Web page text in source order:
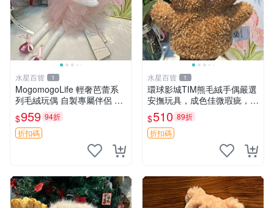
水星百貨 1
MogomogoLife 輕奢芭蕾系
列毛絨玩偶 自製專屬伴侶 帶
標牌全新成色 芭蕾系列 毛絨
玩偶 安撫玩具 新款上架
$959 94折
折扣碼
水星百貨 1
環球影城TIM熊毛絨手偶嚴選
安撫玩具，成色佳微瑕疵，贈
小禮物超值優惠 TIM熊 毛絨
手偶 安撫 toy 嚴選
$510 89折
折扣碼